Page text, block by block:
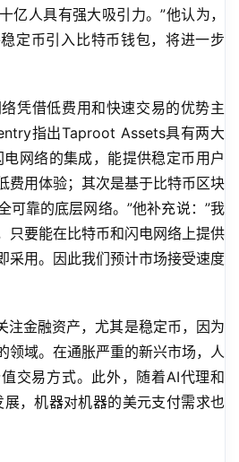
亿人具有强大吸引力。”他认为，
定币引入比特币钱包，将进一步
凭借低费用和快速交易的优势主
指出Taproot Assets具有两大
网络的集成，能提供稳定币用户
费用体验；其次是基于比特币区块
可靠的底层网络。”他补充说：”我
只要能在比特币和闪电网络上提供
采用。因此我们预计市场接受速度
注金融资产，尤其是稳定币，因为
领域。在通胀严重的新兴市场，人
交易方式。此外，随着AI代理和
，机器对机器的美元支付需求也